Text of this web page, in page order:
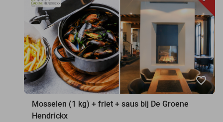
favorite_border
Mosselen (1 kg) + friet + saus bij De Groene
Hendrickx